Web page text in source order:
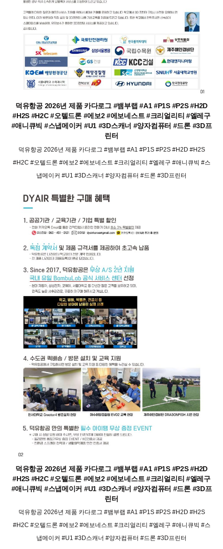
덕유항공 2026년 제품 카다로그 #뱀부랩 #A1 #P1S #P2S #H2D
#H2S #H2C #오텔드론 #에보2 #에보네스트 #크리얼리티 #엘레구
#애니큐빅 #스냅메이커 #U1 #3D스캐너 #양자컴퓨터 #드론 #3D프
린터
덕유항공 2026년 제품 카다로그 #뱀부랩 #A1 #P1S #P2S #H2D #H2S
#H2C #오텔드론 #에보2 #에보네스트 #크리얼리티 #엘레구 #애니큐빅 #스
냅메이커 #U1 #3D스캐너 #양자컴퓨터 #드론 #3D프린터
덕유항공 2026년 제품 카다로그 #뱀부랩 #A1 #P1S #P2S #H2D
#H2S #H2C #오텔드론 #에보2 #에보네스트 #크리얼리티 #엘레구
#애니큐빅 #스냅메이커 #U1 #3D스캐너 #양자컴퓨터 #드론 #3D프
린터
덕유항공 2026년 제품 카다로그 #뱀부랩 #A1 #P1S #P2S #H2D #H2S
#H2C #오텔드론 #에보2 #에보네스트 #크리얼리티 #엘레구 #애니큐빅 #스
냅메이커 #U1 #3D스캐너 #양자컴퓨터 #드론 #3D프린터